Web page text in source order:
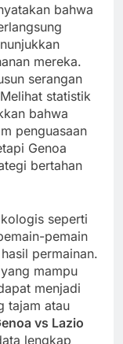
bahwa
mereka.
serangan
statistik
bahwa
penguasaan
Genoa
bertahan
seperti
pemain
permainan.
mampu
menjadi
tajam atau
vs Lazio
lengkap